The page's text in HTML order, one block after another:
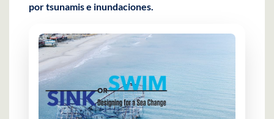
por tsunamis e inundaciones.